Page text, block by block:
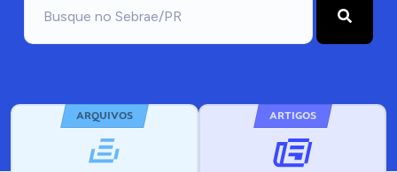
ARQUIVOS ARTIGOS